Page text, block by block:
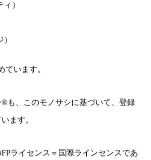
）
ています。
も、このモノサシに基づいて、 登録
ます。
ライセンス＝国際ラインセンスであ